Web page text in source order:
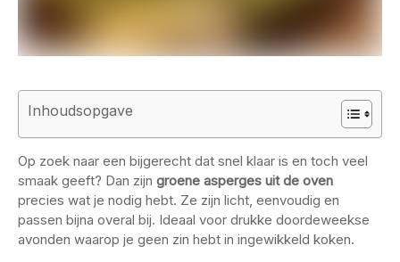
Inhoudsopgave
Op zoek naar een bijgerecht dat snel klaar is en toch veel
smaak geeft? Dan zijn groene asperges uit de oven
precies wat je nodig hebt. Ze zijn licht, eenvoudig en
passen bijna overal bij. Ideaal voor drukke doordeweekse
avonden waarop je geen zin hebt in ingewikkeld koken.